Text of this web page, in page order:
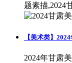
题素描,2024
【美术类】
2024年甘肃